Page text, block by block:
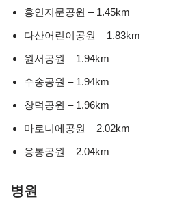
흥인지문공원 – 1.45km
다산어린이공원 – 1.83km
원서공원 – 1.94km
수송공원 – 1.94km
창덕공원 – 1.96km
마로니에공원 – 2.02km
응봉공원 – 2.04km
병원